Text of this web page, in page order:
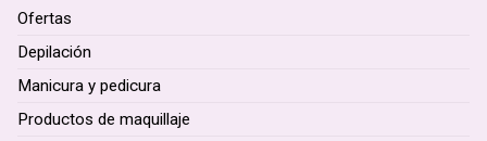
Ofertas
Depilación
Manicura y pedicura
Productos de maquillaje